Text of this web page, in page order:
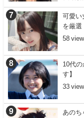
可愛い
を厳選
58
10代
す】
33
あのち